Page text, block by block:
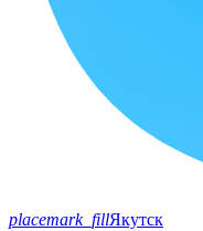
placemark_fillЯкутск